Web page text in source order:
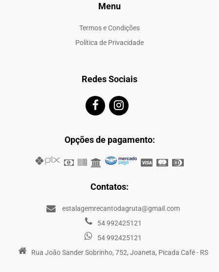
Menu
Termos e Condições
Política de Privacidade
Redes Sociais
Opções de pagamento:
Contatos:
estalagemrecantodagruta@gmail.com
54 992425121
54 992425121
Rua João Sander Sobrinho, 752, Joaneta, Picada Café - RS